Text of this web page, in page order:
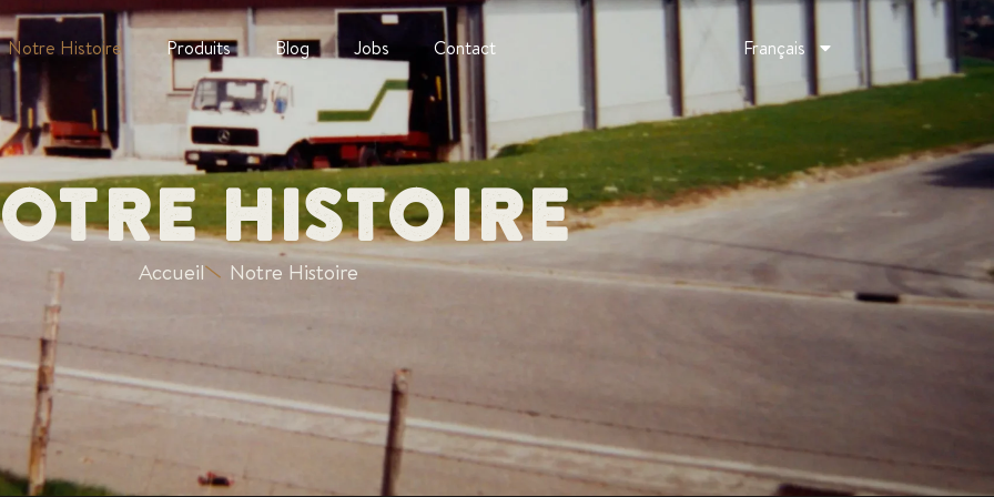
Notre Histoire Produits Blog Jobs Contact Français
HISTOIRE
Accueil Notre Histoire